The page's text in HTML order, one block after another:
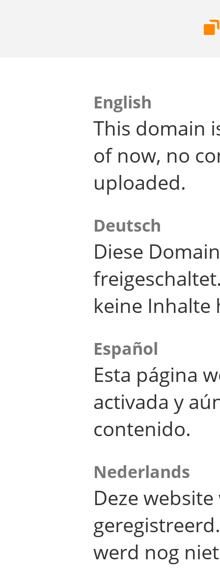
English
This domain
of now, no
uploaded.
Deutsch
Diese
keine Inhalte
Español
Esta página
activada y
contenido.
Nederlands
Deze
werd nog